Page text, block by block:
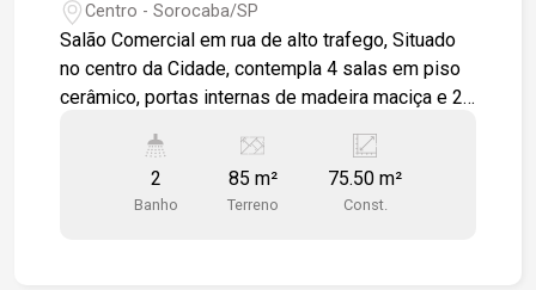
Centro - Sorocaba/SP
Salão Comercial em rua de alto trafego, Situado
no centro da Cidade, contempla 4 salas em piso
cerâmico, portas internas de madeira maciça e 2
cartonado com iluminação em LED. Podendo usar
como consultório dentário, despachante,
correspondente bancário. Salão de Cabelereira,
2
Banho
85 m²
Terreno
75.50 m²
Const.